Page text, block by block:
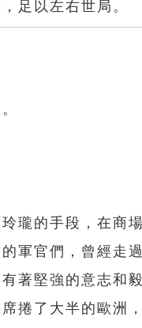
足以左右世局。
瓏的手段，在商
軍官們，曾經走
著堅強的意志和
捲了大半的歐洲